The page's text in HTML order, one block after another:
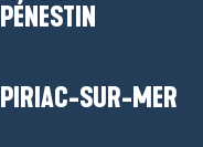
PÉNESTIN
PIRIAC-SUR-MER